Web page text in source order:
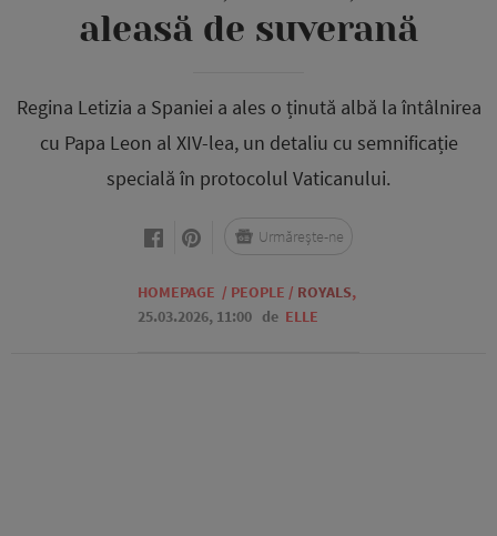
aleasă de suverană
Regina Letizia a Spaniei a ales o ținută albă la întâlnirea
cu Papa Leon al XIV-lea, un detaliu cu semnificație
specială în protocolul Vaticanului.
HOMEPAGE / PEOPLE / ROYALS,
25.03.2026, 11:00 de ELLE
Urmărește-ne